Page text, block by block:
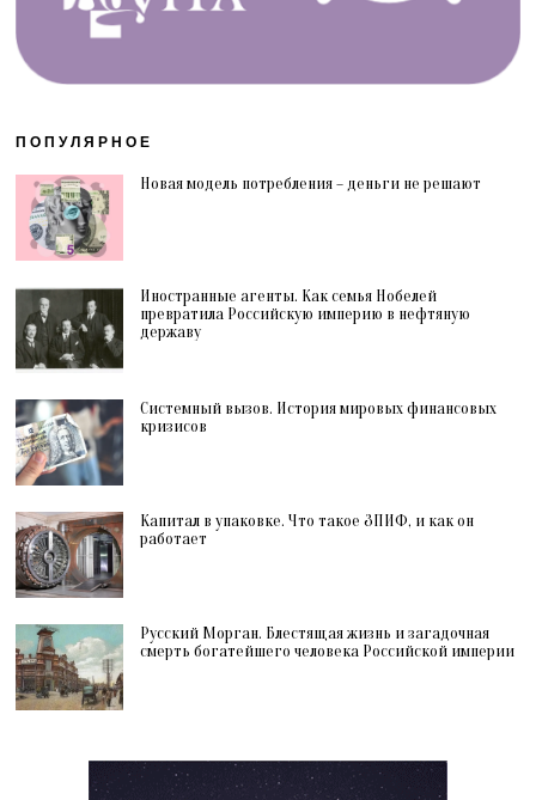
ПОПУЛЯРНОЕ
Новая модель потребления – деньги не решают
Иностранные агенты. Как семья Нобелей
превратила Российскую империю в нефтяную
державу
Системный вызов. История мировых финансовых
кризисов
Капитал в упаковке. Что такое ЗПИФ, и как он
работает
Русский Морган. Блестящая жизнь и загадочная
смерть богатейшего человека Российской империи